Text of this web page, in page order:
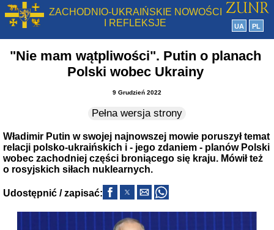
ZACHODNIO-UKRAIŃSKIE NOWOŚCI
I REFLEKSJE
UA PL
"Nie mam wątpliwości". Putin o planach
Polski wobec Ukrainy
9 Grudzień 2022
Pełna wersja strony
Władimir Putin w swojej najnowszej mowie poruszył temat
relacji polsko-ukraińskich i - jego zdaniem - planów Polski
wobec zachodniej części broniącego się kraju. Mówił też
o rosyjskich siłach nuklearnych.
Udostępnić / zapisać: